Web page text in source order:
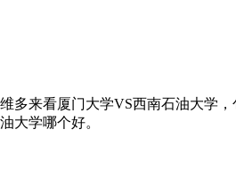
来看厦门大学VS西南石油大学
大学哪个好。